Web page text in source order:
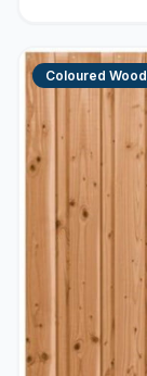
Coloured Wood